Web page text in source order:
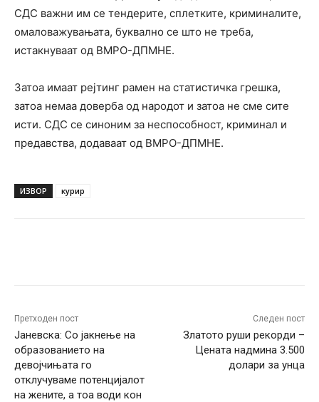
СДС важни им се тендерите, сплетките, криминалите,
омаловажувањата, буквално се што не треба,
истакнуваат од ВМРО-ДПМНЕ.
Затоа имаат рејтинг рамен на статистичка грешка,
затоа немаа доверба од народот и затоа не сме сите
исти. СДС се синоним за неспособност, криминал и
предавства, додаваат од ВМРО-ДПМНЕ.
ИЗВОР курир
Претходен пост
Јаневска: Со јакнење на
образованието на
девојчињата го
отклучуваме потенцијалот
на жените, а тоа води кон
Следен пост
Златото руши рекорди –
Цената надмина 3.500
долари за унца